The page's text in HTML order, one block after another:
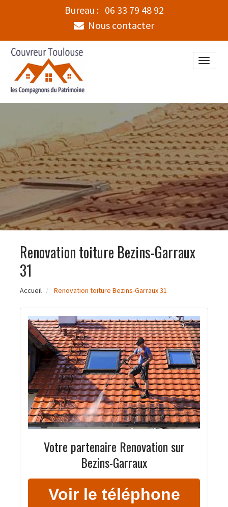
Bureau : 06 33 79 48 92
Nous contacter
Toggle
Renovation toiture Bezins-Garraux
31
Accueil Renovation toiture Bezins-Garraux 31
Votre partenaire Renovation sur
Bezins-Garraux